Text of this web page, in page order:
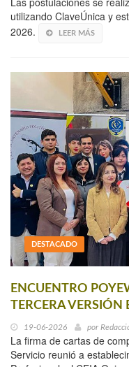
utilizando ClaveÚnica y
2026.
LEER MÁS
DESTACADO
ENCUENTRO
TERCERA
19-06-2026 por
La firma de cartas de
Servicio reunió a